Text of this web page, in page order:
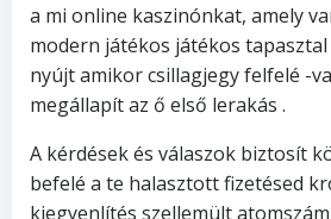
a mi online kaszinónkat, amely
modern játékos játékos
nyújt amikor csillagjegy felfelé -
megállapít az ő első lerakás .
A kérdések és válaszok biztosít
befelé a te halasztott fizetésed
kiegyenlítés szellemült